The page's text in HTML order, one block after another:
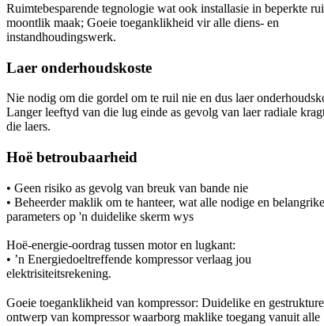
Ruimtebesparende tegnologie wat ook installasie in beperkte
moontlik maak; Goeie toeganklikheid vir alle diens- en
instandhoudingswerk.
Laer onderhoudskoste
Nie nodig om die gordel om te ruil nie en dus laer
Langer leeftyd van die lug einde as gevolg van laer radiale
die laers.
Hoë betroubaarheid
• Geen risiko as gevolg van breuk van bande nie
• Beheerder maklik om te hanteer, wat alle nodige en belangrike
parameters op 'n duidelike skerm wys
Hoë-energie-oordrag tussen motor en lugkant:
• ’n Energiedoeltreffende kompressor verlaag jou
elektrisiteitsrekening.
Goeie toeganklikheid van kompressor: Duidelike en
ontwerp van kompressor waarborg maklike toegang vanuit alle